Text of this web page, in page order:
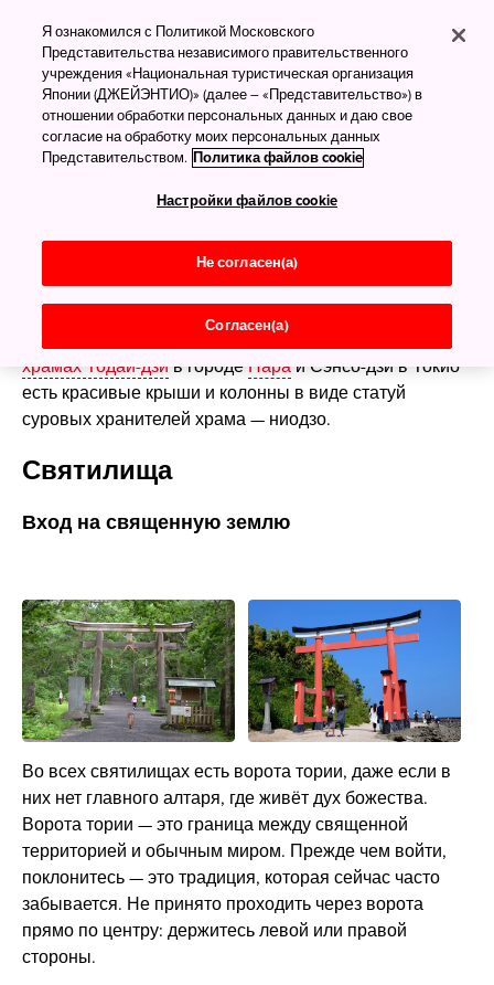
Святилища и храмы
Синтоистские святилища и
буддийские храмы — в чём
религиозных ритуалов. При входе всегда стоят
характерные ворота тории. В храмах проводятся
буддийские религиозные ритуалы, и у входа вы
увидите ворота саммон. У больших ворот саммон в
храмах Тодай-дзив городеНараи Сэнсо-дзи в Токио
есть красивые крыши и колонны в виде статуй
суровых хранителей храма — ниодзо.
Святилища
Вход на священную землю
Во всех святилищах есть ворота тории, даже если в
них нет главного алтаря, где живёт дух божества.
Ворота тории — это граница между священной
территорией и обычным миром. Прежде чем войти,
поклонитесь — это традиция, которая сейчас часто
забывается. Не принято проходить через ворота
прямо по центру: держитесь левой или правой
стороны.
Я ознакомился с Политикой Московского
Представительства независимого правительственного
учреждения «Национальная туристическая организация
Японии (ДЖЕЙЭНТИО)» (далее – «Представительство») в
отношении обработки персональных данных и даю свое
согласие на обработку моих персональных данных
Представительством. Политика файлов cookie
Настройки файлов cookie
Не согласен(а)
Согласен(а)